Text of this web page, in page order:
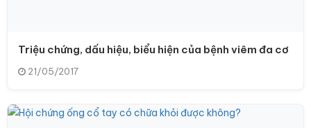
Triệu chứng, dấu hiệu, biểu hiện của bệnh viêm đa cơ
21/05/2017